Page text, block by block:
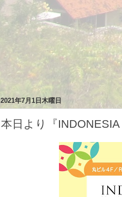
2021年7月1日木曜日
本日より『